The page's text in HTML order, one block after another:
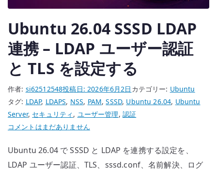
つ
な
ぐ
か
へ
の
Ubuntu 26.04 SSSD LDAP
連携 – LDAP ユーザー認証
と TLS を設定する
作者: si62512548投稿日:2026年6月2日 カテゴリー: Ubuntu
タグ: LDAP, LDAPS, NSS, PAM,SSSD, Ubuntu 26.04, Ubuntu
Server, セキュリティ , ユーザー管理, 認証
Ubuntu
SSSD
LDAP
コメントはまだありません
Ubuntu 26.04 で SSSD と LDAP を連携する設定を、
LDAP ユーザー認証、TLS、sssd.conf、名前解決、ログ